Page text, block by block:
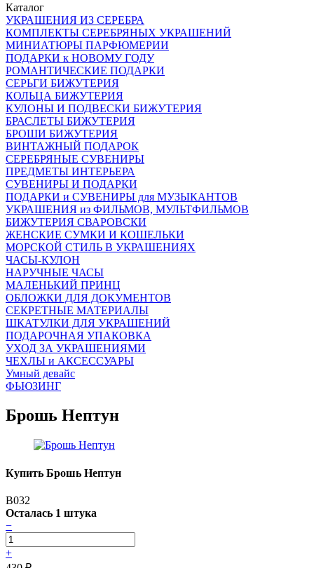
Каталог
УКРАШЕНИЯ ИЗ СЕРЕБРА
КОМПЛЕКТЫ СЕРЕБРЯНЫХ УКРАШЕНИЙ
МИНИАТЮРЫ ПАРФЮМЕРИИ
ПОДАРКИ к НОВОМУ ГОДУ
РОМАНТИЧЕСКИЕ ПОДАРКИ
СЕРЬГИ БИЖУТЕРИЯ
КОЛЬЦА БИЖУТЕРИЯ
КУЛОНЫ И ПОДВЕСКИ БИЖУТЕРИЯ
БРАСЛЕТЫ БИЖУТЕРИЯ
БРОШИ БИЖУТЕРИЯ
ВИНТАЖНЫЙ ПОДАРОК
СЕРЕБРЯНЫЕ СУВЕНИРЫ
ПРЕДМЕТЫ ИНТЕРЬЕРА
СУВЕНИРЫ И ПОДАРКИ
ПОДАРКИ и СУВЕНИРЫ для МУЗЫКАНТОВ
УКРАШЕНИЯ из ФИЛЬМОВ, МУЛЬТФИЛЬМОВ
БИЖУТЕРИЯ СВАРОВСКИ
ЖЕНСКИЕ СУМКИ И КОШЕЛЬКИ
МОРСКОЙ СТИЛЬ В УКРАШЕНИЯХ
ЧАСЫ-КУЛОН
НАРУЧНЫЕ ЧАСЫ
МАЛЕНЬКИЙ ПРИНЦ
ОБЛОЖКИ ДЛЯ ДОКУМЕНТОВ
СЕКРЕТНЫЕ МАТЕРИАЛЫ
ШКАТУЛКИ ДЛЯ УКРАШЕНИЙ
ПОДАРОЧНАЯ УПАКОВКА
УХОД ЗА УКРАШЕНИЯМИ
ЧEХЛЫ и АКСЕССУАРЫ
Умный девайс
ФЬЮЗИНГ
Брошь Нептун
Купить Брошь Нептун
B032
Осталась 1 штука
−
+